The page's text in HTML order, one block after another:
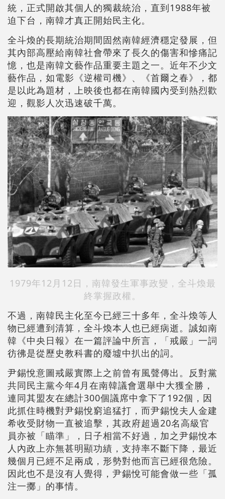
統，正式開啟其個人的獨裁統治，直到1988年被
迫下台，南韓才真正開始民主化。
全斗煥的長期統治期間固然南韓經濟穩定發展，但
其內部高壓給南韓社會帶來了長久的傷害和慘痛記
憶，也是南韓文藝作品重要主題之一。近年不少文
藝作品，如電影《逆權司機》、《首爾之春》，都
是以此為題材，上映後也都在南韓國內受到熱烈歡
迎，觀影人次迅速破千萬。
1979年12月12日，南韓發生軍事政變，全斗煥最
終掌握政權。
不過，南韓民主化至今已經三十多年，全斗煥等人
物已經遭到清算，全斗煥本人也已經病逝。誠如南
韓《中央日報》在一篇評論中所言，「戒嚴」一詞
彷彿是從歷史教科書的廢墟中扒出的詞。
尹錫悅意圖戒嚴實際上之前曾有風聲傳出。反對黨
共同民主黨今年4月在南韓議會選舉中大獲全勝，
連同其盟友在總計300個議席中拿下了192個，因
此抓住時機對尹錫悅窮追猛打，而尹錫悅夫人金建
希收受財物一直被追擊，其政府超過20名高級官
員亦被「瞄準」，日子相當不好過，加之尹錫悅本
人內政上亦無甚明顯功績，支持率不斷下降，最近
幾個月已經不足兩成，形勢對他而言已經很危險。
因此也不是沒有人覺得，尹錫悅可能會做一些「孤
注一擲」的事情。